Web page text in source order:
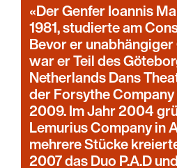
Der Genfer Ioannis
1981, studierte am
Bevor er
war er Teil des
Netherlands Dans
der Forsythe
2009. Im Jahr 2004
Lemurius Company in
mehrere Stücke
2007 das Duo P.A.D